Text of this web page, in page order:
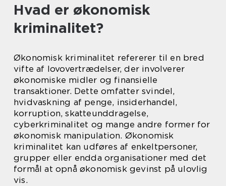
Hvad er økonomisk
kriminalitet?
Økonomisk kriminalitet refererer til en bred
vifte af lovovertrædelser, der involverer
økonomiske midler og finansielle
transaktioner. Dette omfatter svindel,
hvidvaskning af penge, insiderhandel,
korruption, skatteunddragelse,
cyberkriminalitet og mange andre former for
økonomisk manipulation. Økonomisk
kriminalitet kan udføres af enkeltpersoner,
grupper eller endda organisationer med det
formål at opnå økonomisk gevinst på ulovlig
vis.